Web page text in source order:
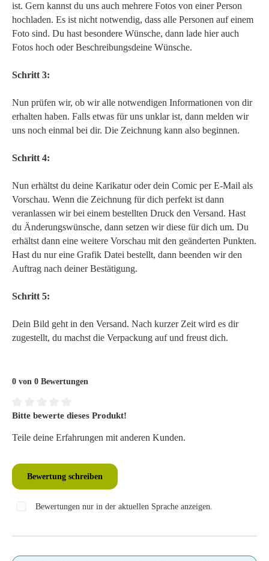
ist. Gern kannst du uns auch mehrere Fotos von einer Person
hochladen. Es ist nicht notwendig, dass alle Personen auf einem
Foto sind. Du hast besondere Wünsche, dann lade hier auch
Fotos hoch oder Beschreibungsdeine Wünsche.
Schritt 3:
Nun prüfen wir, ob wir alle notwendigen Informationen von dir
erhalten haben. Falls etwas für uns unklar ist, dann melden wir
uns noch einmal bei dir. Die Zeichnung kann also beginnen.
Schritt 4:
Nun erhältst du deine Karikatur oder dein Comic per E-Mail als
Vorschau. Wenn die Zeichnung für dich perfekt ist dann
veranlassen wir bei einem bestellten Druck den Versand. Hast
du Änderungswünsche, dann setzen wir diese für dich um. Du
erhältst dann eine weitere Vorschau mit den geänderten Punkten.
Hast du nur eine Grafik Datei bestellt, dann beenden wir den
Auftrag nach deiner Bestätigung.
Schritt 5:
Dein Bild geht in den Versand. Nach kurzer Zeit wird es dir
zugestellt, du machst die Verpackung auf und freust dich.
0 von 0 Bewertungen
Durchschnittliche Bewertung von 0 von 5 Sternen
Bitte bewerte dieses Produkt!
Teile deine Erfahrungen mit anderen Kunden.
Bewertung schreiben
Bewertungen nur in der aktuellen Sprache anzeigen.